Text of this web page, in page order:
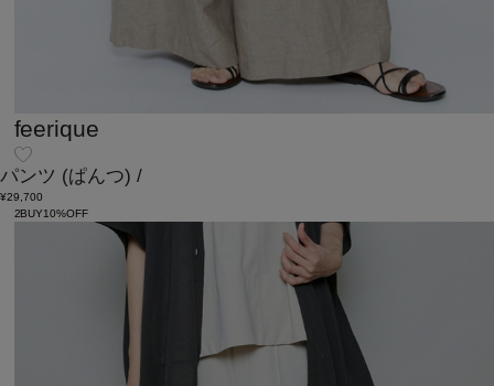
feerique
パンツ (ぱんつ) /
¥29,700
2BUY10%OFF